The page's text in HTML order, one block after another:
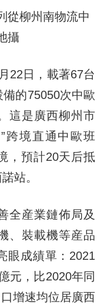
從柳州南物流中
攝
日，載著67台
的75050次中歐
這是廣西柳州市
跨境直通中歐班
，預計20天后抵
站。
産業鏈佈局及
、裝載機等産品
眼成績單：2021
元，比2020年同
增速均位居廣西